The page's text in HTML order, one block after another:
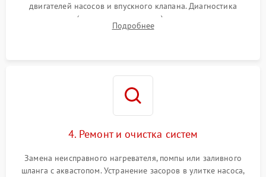
двигателей насосов и впускного клапана. Диагностика
прессостата (датчика уровня воды), датчика мутности,
концевика дверцы и электронного модуля управления.
Подробнее
4. Ремонт и очистка систем
Замена неисправного нагревателя, помпы или заливного
шланга с аквастопом. Устранение засоров в улитке насоса,